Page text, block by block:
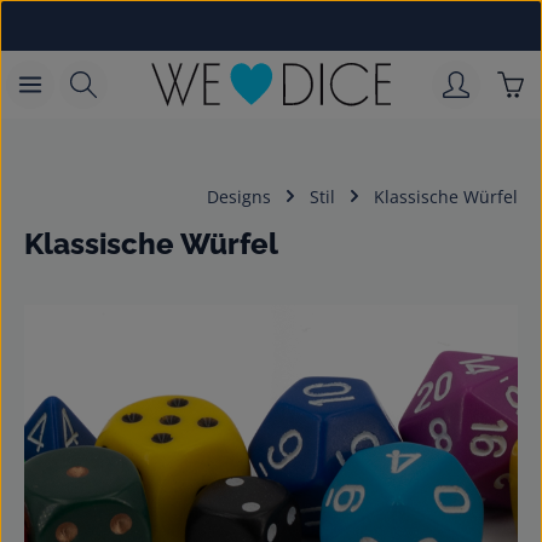
Designs Stil Klassische Würfel
Klassische Würfel